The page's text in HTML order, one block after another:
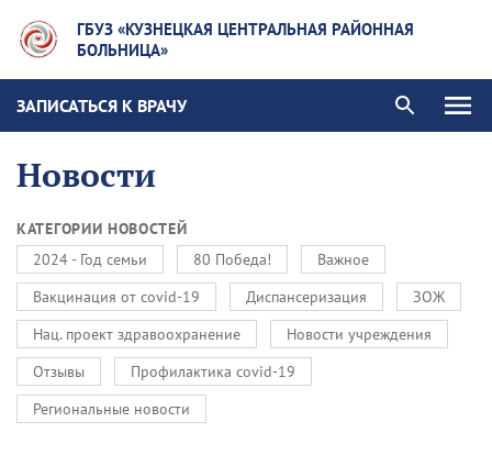
ГБУЗ «КУЗНЕЦКАЯ ЦЕНТРАЛЬНАЯ РАЙОННАЯ
БОЛЬНИЦА»
ЗАПИСАТЬСЯ К ВРАЧУ
Новости
КАТЕГОРИИ НОВОСТЕЙ
2024 - Год семьи
80 Победа!
Важное
Вакцинация от covid-19
Диспансеризация
ЗОЖ
Нац. проект здравоохранение
Новости учреждения
Отзывы
Профилактика covid-19
Региональные новости